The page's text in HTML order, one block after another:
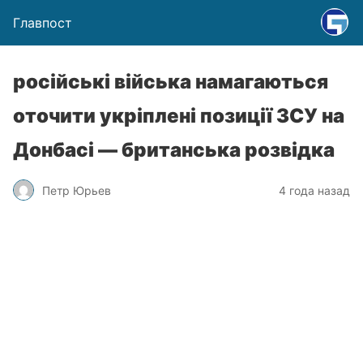
Главпост
російські війська намагаються
оточити укріплені позиції ЗСУ на
Донбасі — британська розвідка
Петр Юрьев 4 года назад